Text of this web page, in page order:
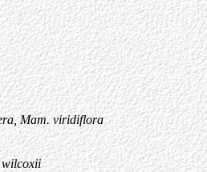
Mam. viridiflora
wilcoxii